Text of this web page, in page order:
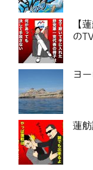
【
の
ヨ
蓮